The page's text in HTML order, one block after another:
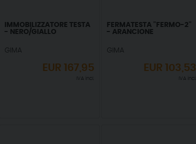
IMMOBILIZZATORE TESTA
- NERO/GIALLO
GIMA
EUR167,95
IVA incl.
FERMATESTA ”FERMO-2”
- ARANCIONE
GIMA
EUR103,53
IVA incl.